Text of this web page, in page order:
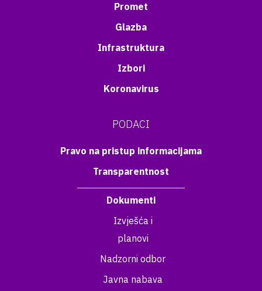
Promet
Glazba
Infrastruktura
Izbori
Koronavirus
PODACI
Pravo na pristup informacijama
Transparentnost
Dokumenti
Izvješća i
planovi
Nadzorni odbor
Javna nabava